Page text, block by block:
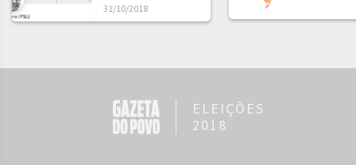
31/10/2018
ELEIÇÕES
2018